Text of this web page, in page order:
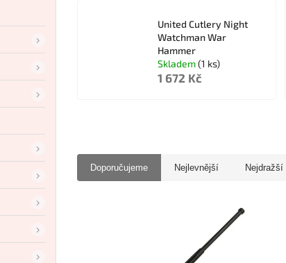
United Cutlery Night
Watchman War
Hammer
Skladem(1 ks)
1 672 Kč
Doporučujeme Nejlevnější Nejdražší